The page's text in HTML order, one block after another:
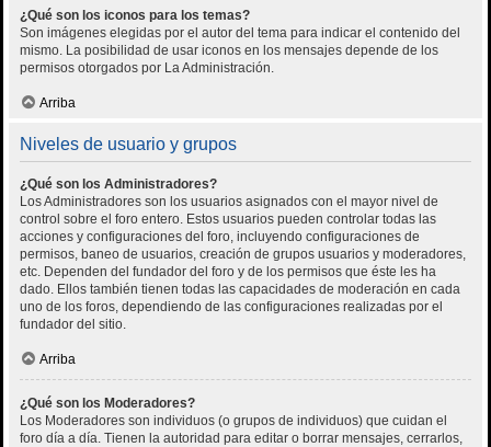
¿Qué son los iconos para los temas?
Son imágenes elegidas por el autor del tema para indicar el contenido del
mismo. La posibilidad de usar iconos en los mensajes depende de los
permisos otorgados por La Administración.
Arriba
Niveles de usuario y grupos
¿Qué son los Administradores?
Los Administradores son los usuarios asignados con el mayor nivel de
control sobre el foro entero. Estos usuarios pueden controlar todas las
acciones y configuraciones del foro, incluyendo configuraciones de
permisos, baneo de usuarios, creación de grupos usuarios y moderadores,
etc. Dependen del fundador del foro y de los permisos que éste les ha
dado. Ellos también tienen todas las capacidades de moderación en cada
uno de los foros, dependiendo de las configuraciones realizadas por el
fundador del sitio.
Arriba
¿Qué son los Moderadores?
Los Moderadores son individuos (o grupos de individuos) que cuidan el
foro día a día. Tienen la autoridad para editar o borrar mensajes, cerrarlos,